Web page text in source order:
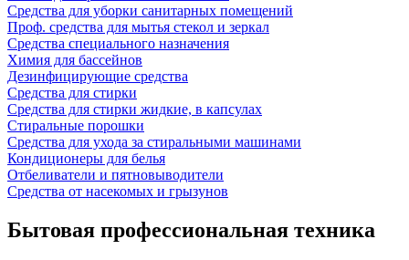
Средства для уборки санитарных помещений
Проф. средства для мытья стекол и зеркал
Средства специального назначения
Химия для бассейнов
Дезинфицирующие средства
Средства для стирки
Средства для стирки жидкие, в капсулах
Стиральные порошки
Средства для ухода за стиральными машинами
Кондиционеры для белья
Отбеливатели и пятновыводители
Средства от насекомых и грызунов
Бытовая профессиональная техника